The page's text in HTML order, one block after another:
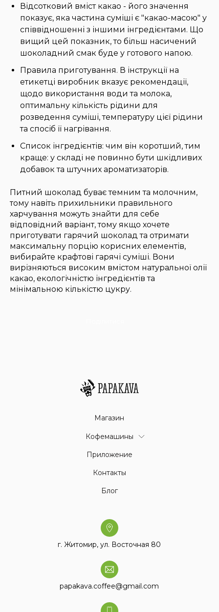
Відсотковий вміст какао - його значення
показує, яка частина суміші є "какао-масою" у
співвідношенні з іншими інгредієнтами. Що
вищий цей показник, то більш насичений
шоколадний смак буде у готового напою.
Правила приготування. В інструкції на
етикетці виробник вказує рекомендації,
щодо використання води та молока,
оптимальну кількість рідини для
розведення суміші, температуру цієї рідини
та спосіб її нагрівання.
Список інгредієнтів: чим він коротший, тим
краще: у складі не повинно бути шкідливих
добавок та штучних ароматизаторів.
Питний шоколад буває темним та молочним,
тому навіть прихильники правильного
харчування можуть знайти для себе
відповідний варіант, тому якщо хочете
приготувати гарячий шоколад та отримати
максимальну порцію корисних елементів,
вибирайте крафтові гарячі суміші. Вони
вирізняються високим вмістом натуральної олії
какао, екологічністю інгредієнтів та
мінімальною кількістю цукру.
Магазин
Кофемашины
Приложение
Контакты
Блог
г. Житомир, ул. Восточная 80
papakava.coffee@gmail.com